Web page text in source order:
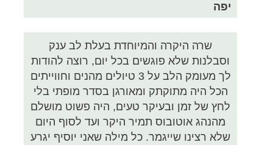
יפה
שרה היקרה והמיוחדת בעלת לב ענק
וסבלנות שלא פוגשים בכל יום, רוצה להודות
לך מעומק הלב על 3 טיולים מהנים וחווייתים
הכל היה מתוקתק ומאורגן בסדר מופתי בלי
לחץ של זמן ובעיקר טעים, היה פשוט מושלם
מהנהג אוטובוס תמיר היקר ועד לסוף היום
שלא רצינו שייגמר. כל מילה שאני יוסיף יגרע